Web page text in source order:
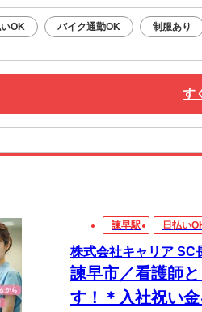
OK バイク通勤OK 制服あり
す
諫早駅 日払い
株式会社キャリア SC
諫早市／看護師
す！＊入社祝い